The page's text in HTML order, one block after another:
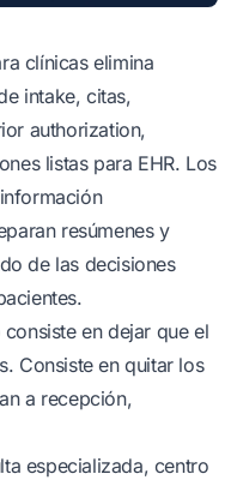
clínicas elimina
intake, citas,
authorization,
listas para EHR. Los
resúmenes y
de las decisiones
en dejar que el
Consiste en quitar los
a recepción,
especializada, centro